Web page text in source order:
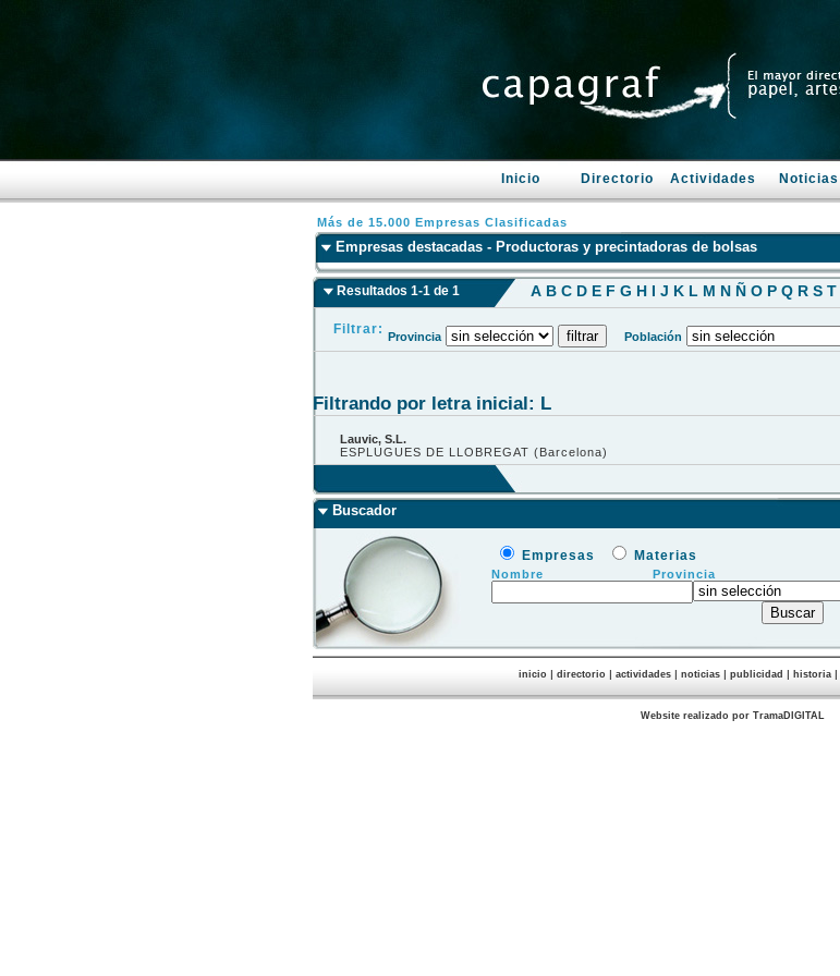
Inicio Directorio Actividades Noticias
Más de 15.000 Empresas Clasificadas
Empresas destacadas - Productoras y precintadoras de bolsas
Resultados 1-1 de 1 A B C D E F G H I J K L M N Ñ O P Q R S T
Filtrar: Provincia Población
Filtrando por letra inicial: L
Lauvic, S.L.
ESPLUGUES DE LLOBREGAT (Barcelona)
Buscador
Empresas Materias
Nombre Provincia
inicio| directorio| actividades| noticias| publicidad | historia|
Website realizado por TramaDIGITAL